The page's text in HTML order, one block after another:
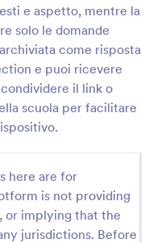
e aspetto, mentre la
solo le domande
come risposta
e puoi ricevere
il link o
scuola per facilitare
here are for
is not providing
or implying that the
jurisdictions. Before
Modulo Di Autorizzazione Dei Genitori Per Gita Scolastica
scolastiche con il
per gita
e docenti per
essenziali in un unico